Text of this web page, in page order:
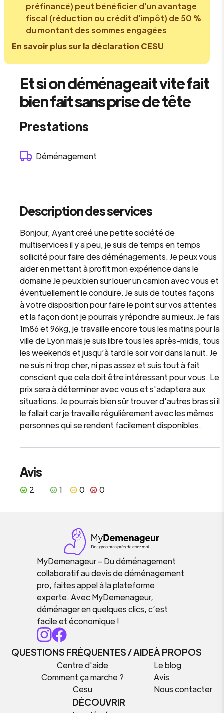
préfinancé) peut bénéficier d'un avantage
fiscal (réduction ou crédit d'impôt) de 50 %
du montant des sommes engagées
En savoir plus sur la déclaration CESU
Et si on déménageait vite fait
bien fait sans prise de tête
Prestations
Déménagement
Description des services
Bonjour, Ayant creé une petite société de
multiservices il y a peu, je suis de temps en temps
sollicité pour faire des déménagements. Je peux vous
aider en mettant à profit mon expérience dans le
domaine Je peux bien sur louer un camion avec vous et
éventuellement le conduire. Je suis de toutes façons
à votre disposition pour faire le point sur vos attentes
et la façon dont je pourrais y répondre au mieux. Je fais
1m86 et 96kg, je travaille encore tous les matins pour la
ville de Lyon mais je suis libre tous les après-midis, tous
les weekends et jusqu’à tard le soir voir dans la nuit. Je
ne suis ni trop cher, ni pas assez et suis tout à fait
conscient que cela doit être intéressant pour vous. Le
prix sera à déterminer avec vous et s'adaptera aux
situations. Je pourrais bien sûr trouver d'autres bras si il
le fallait car je travaille régulièrement avec les mêmes
personnes qui se rendent facilement disponibles.
Avis
2 1 0 0
MyDemenageur – Du déménagement
collaboratif au devis de déménagement
pro, faites appel à la plateforme
experte. Avec MyDemenageur,
déménager en quelques clics, c’est
facile et économique !
QUESTIONS FRÉQUENTES / AIDE
Centre d'aide
Comment ça marche ?
Cesu
À PROPOS
Le blog
Avis
Nous contacter
DÉCOUVRIR